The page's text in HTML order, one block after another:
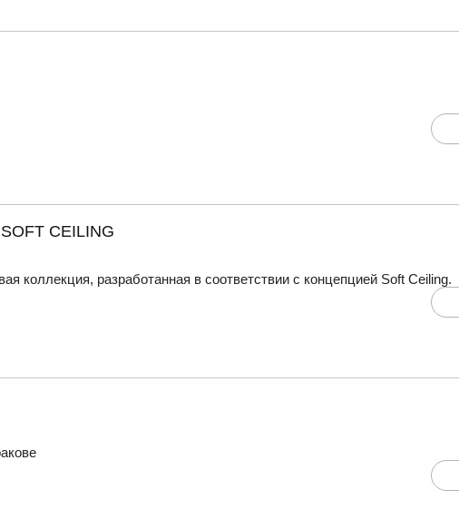
CEILING
коллекция, разработанная в соответствии с концепцией Soft Ceiling.